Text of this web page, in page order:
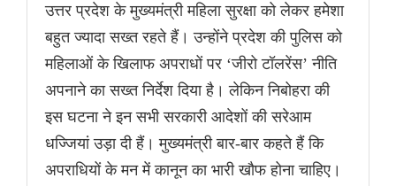
उत्तर प्रदेश के मुख्यमंत्री महिला सुरक्षा को लेकर हमेशा
बहुत ज्यादा सख्त रहते हैं। उन्होंने प्रदेश की पुलिस को
महिलाओं के खिलाफ अपराधों पर ‘जीरो टॉलरेंस’ नीति
अपनाने का सख्त निर्देश दिया है। लेकिन निबोहरा की
इस घटना ने इन सभी सरकारी आदेशों की सरेआम
धज्जियां उड़ा दी हैं। मुख्यमंत्री बार-बार कहते हैं कि
अपराधियों के मन में कानून का भारी खौफ होना चाहिए।